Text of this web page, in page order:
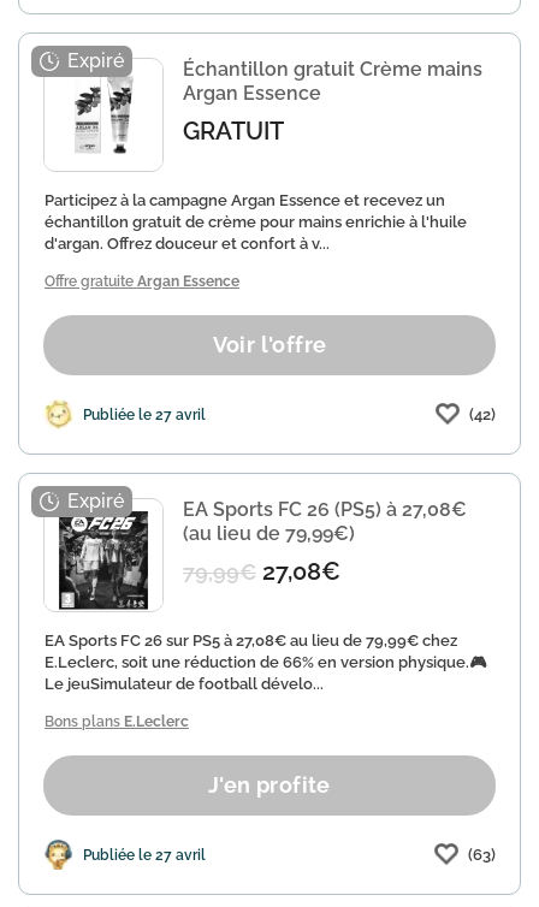
Échantillon gratuit Crème mains
Argan Essence
GRATUIT
Participez à la campagne Argan Essence et recevez un
échantillon gratuit de crème pour mains enrichie à l'huile
d'argan. Offrez douceur et confort à v...
Offre gratuite Argan Essence
Voir l'offre
Publiée le 27 avril (42)
EA Sports FC 26 (PS5) à 27,08€
(au lieu de 79,99€)
79,99€ 27,08€
EA Sports FC 26 sur PS5 à 27,08€ au lieu de 79,99€ chez
E.Leclerc, soit une réduction de 66% en version physique.🎮
Le jeuSimulateur de football dévelo...
Bons plans E.Leclerc
J'en profite
Publiée le 27 avril (63)